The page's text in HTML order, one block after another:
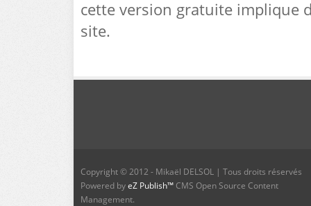
cette version gratuite implique
site.
Copyright © 2012 - Mikaël DELSOL | Tous droits réservés
Powered byeZ Publish™ CMS Open Source Content
Management.